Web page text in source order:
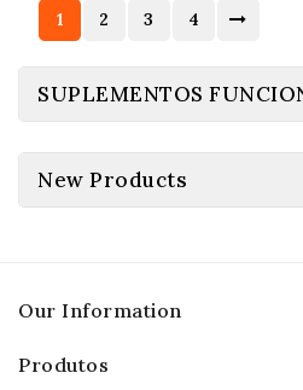
1 2 3 4
SUPLEMENTOS
New Products
Our Information
Produtos